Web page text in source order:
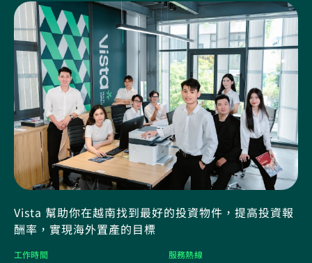
Vista 幫助你在越南找到最好的投資物件，提高投資報
酬率，實現海外置產的目標
工作時間 服務熱線